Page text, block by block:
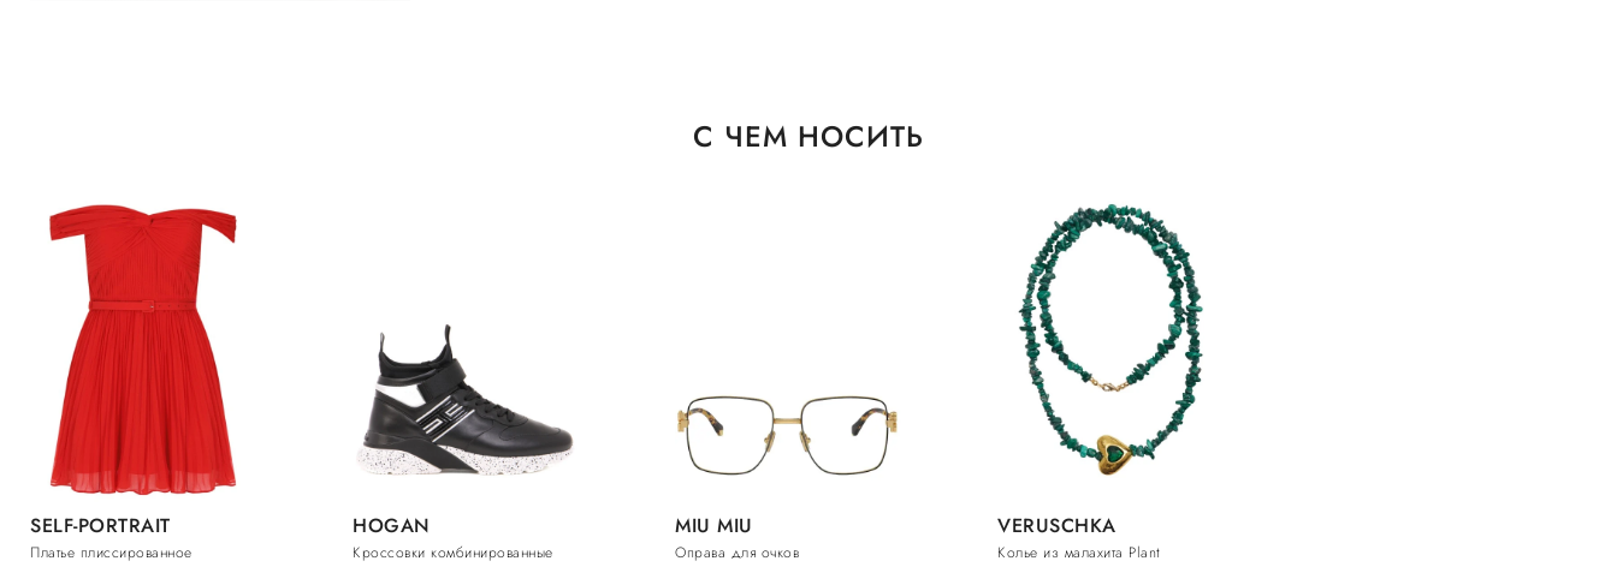
С ЧЕМ НОСИТЬ
SELF-PORTRAIT
Платье плиссированное
HOGAN
Кроссовки комбинированные
MIU MIU
Оправа для очков
VERUSCHKA
Колье из малахита Plant